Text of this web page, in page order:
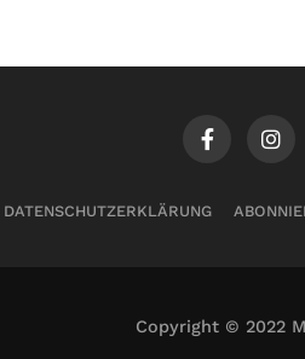
DATENSCHUTZERKLÄRUNG
Copyright © 2022